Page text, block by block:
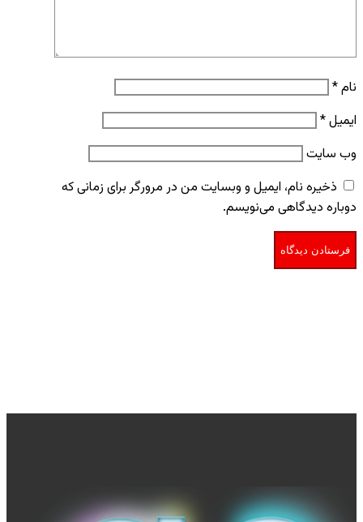
نام*
ایمیل*
وب‌ سایت
ذخیره نام، ایمیل و وبسایت من در مرورگر برای زمانی که
دوباره دیدگاهی می‌نویسم.